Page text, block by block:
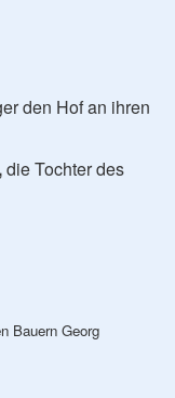
den Hof an ihren
die Tochter des
Bauern Georg